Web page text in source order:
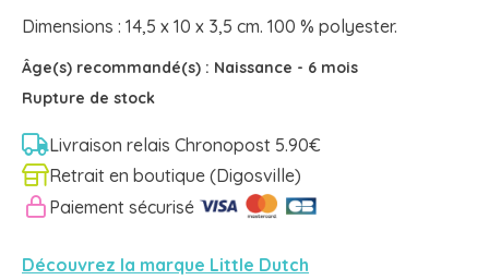
Dimensions : 14,5 x 10 x 3,5 cm. 100 % polyester.
Âge(s) recommandé(s) : Naissance - 6 mois
Rupture de stock
Livraison relais Chronopost 5.90€
Retrait en boutique (Digosville)
Paiement sécurisé
Découvrez la marque Little Dutch